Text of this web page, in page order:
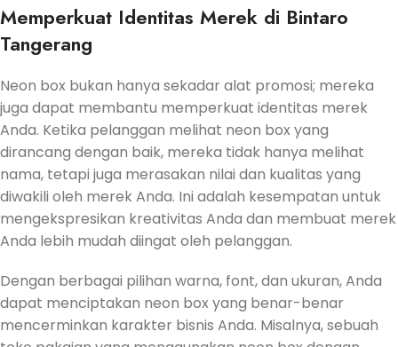
Memperkuat Identitas Merek di Bintaro
Tangerang
Neon box bukan hanya sekadar alat promosi; mereka
juga dapat membantu memperkuat identitas merek
Anda. Ketika pelanggan melihat neon box yang
dirancang dengan baik, mereka tidak hanya melihat
nama, tetapi juga merasakan nilai dan kualitas yang
diwakili oleh merek Anda. Ini adalah kesempatan untuk
mengekspresikan kreativitas Anda dan membuat merek
Anda lebih mudah diingat oleh pelanggan.
Dengan berbagai pilihan warna, font, dan ukuran, Anda
dapat menciptakan neon box yang benar-benar
mencerminkan karakter bisnis Anda. Misalnya, sebuah